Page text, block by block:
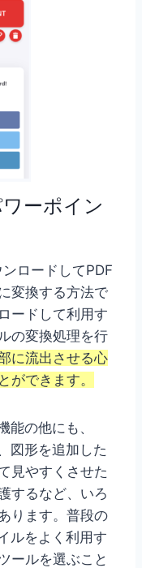
ーポイン
ロードしてPDF
変換する方法で
ードして利用す
の変換処理を行
に流出させる心
ができます。
能の他にも、
図形を追加した
見やすくさせた
するなど、いろ
ります。普段の
ルをよく利用す
ールを選ぶこと